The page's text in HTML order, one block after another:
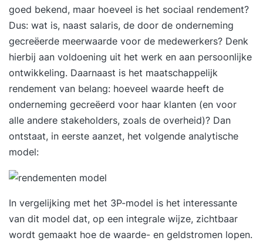
goed bekend, maar hoeveel is het sociaal rendement?
Dus: wat is, naast salaris, de door de onderneming
gecreëerde meerwaarde voor de medewerkers? Denk
hierbij aan voldoening uit het werk en aan persoonlijke
ontwikkeling. Daarnaast is het maatschappelijk
rendement van belang: hoeveel waarde heeft de
onderneming gecreëerd voor haar klanten (en voor
alle andere stakeholders, zoals de overheid)? Dan
ontstaat, in eerste aanzet, het volgende analytische
model:
In vergelijking met het 3P-model is het interessante
van dit model dat, op een integrale wijze, zichtbaar
wordt gemaakt hoe de waarde- en geldstromen lopen.